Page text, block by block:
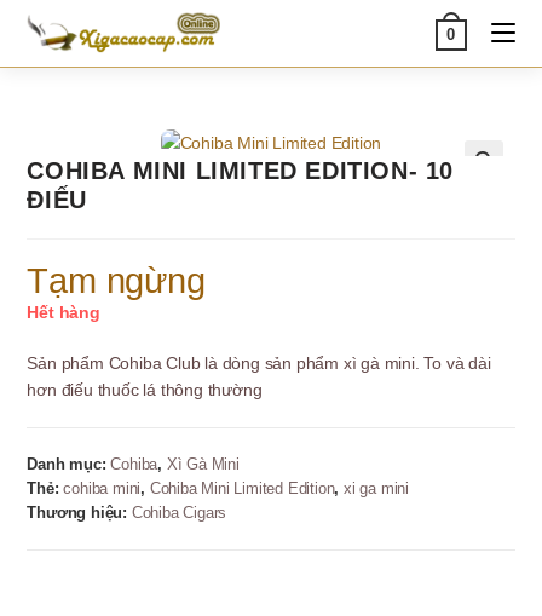
Skip
content
0
COHIBA MINI LIMITED EDITION- 10
ĐIẾU
Tạm ngừng
Hết hàng
Sản phẩm Cohiba Club là dòng sản phẩm xì gà mini. To và dài
hơn điếu thuốc lá thông thường
Danh mục:Cohiba, Xì Gà Mini
Thẻ:cohiba mini, Cohiba Mini Limited Edition,xi ga mini
Thương hiệu: Cohiba Cigars